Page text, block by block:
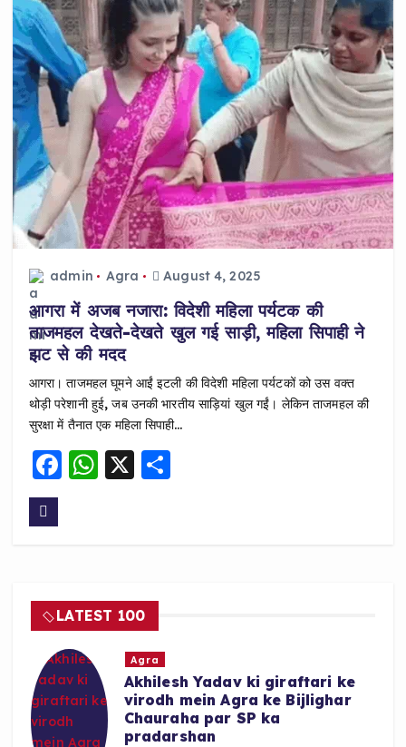
admin Agra August 4, 2025
आगरा में अजब नजारा: विदेशी महिला पर्यटक की
ताजमहल देखते-देखते खुल गई साड़ी, महिला सिपाही ने
झट से की मदद
आगरा। ताजमहल घूमने आईं इटली की विदेशी महिला पर्यटकों को उस वक्त
थोड़ी परेशानी हुई, जब उनकी भारतीय साड़ियां खुल गईं। लेकिन ताजमहल की
सुरक्षा में तैनात एक महिला सिपाही…
F
o
o
k
W
p
p
X S
LATEST 100
Agra
Akhilesh Yadav ki giraftari ke
virodh mein Agra ke Bijlighar
Chauraha par SP ka
pradarshan